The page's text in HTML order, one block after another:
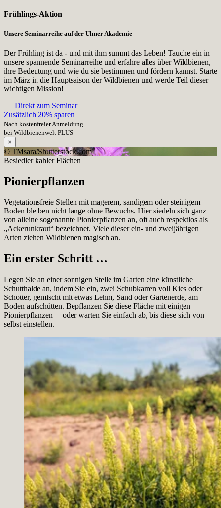
Frühlings-Aktion
Unsere Seminarreihe auf der Ulmer Akademie
Der Frühling ist da - und mit ihm summt das Leben! Tauche ein in
unsere spannende Seminarreihe und erfahre alles über Wildbienen,
ihre Bedeutung und wie du sie bestimmen und fördern kannst. Starte
im März in die Hauptsaison der Wildbienen und werde Teil dieser
wichtigen Mission!
Direkt zum Seminar
Zusätzlich 20% sparen
Nach kostenfreier Anmeldung
bei Wildbienenwelt PLUS
×
© TMsara/Shutterstock.com
Besiedler kahler Flächen
Pionierpflanzen
Vegetationsfreie Stellen mit magerem, sandigem oder steinigem
Boden bleiben nicht lange ohne Bewuchs. Hier siedeln sich ganz
von alleine sogenannte Pionierpflanzen an, oft auch respektlos als
„Ackerunkraut“ bezeichnet. Viele dieser ein- und zweijährigen
Arten ziehen Wildbienen magisch an.
Ein erster Schritt …
Legen Sie an einer sonnigen Stelle im Garten eine künstliche
Schutthalde an, indem Sie ein, zwei Schubkarren voll Kies oder
Schotter, gemischt mit etwas Lehm, Sand oder Gartenerde, am
Boden aufschütten. Bepflanzen Sie diese Fläche mit einigen
Pionierpflanzen – oder warten Sie einfach ab, bis diese sich von
selbst einstellen.